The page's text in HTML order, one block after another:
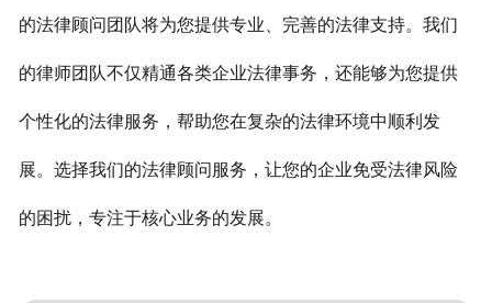
的法律顾问团队将为您提供专业、完善的法律支持。我们
的律师团队不仅精通各类企业法律事务，还能够为您提供
个性化的法律服务，帮助您在复杂的法律环境中顺利发
展。选择我们的法律顾问服务，让您的企业免受法律风险
的困扰，专注于核心业务的发展。